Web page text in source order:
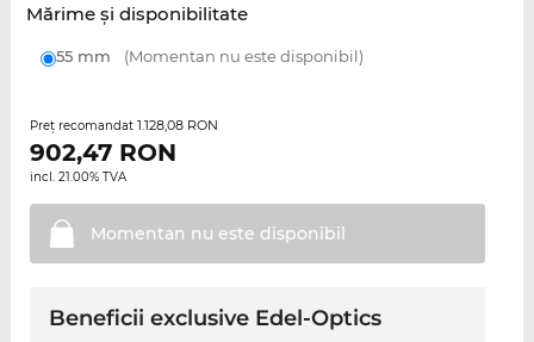
Mărime şi disponibilitate
55 mm (Momentan nu este disponibil)
Preţ recomandat 1.128,08 RON
902,47RON
incl. 21.00% TVA
Momentan nu este disponibil
Beneficii exclusive Edel-Optics